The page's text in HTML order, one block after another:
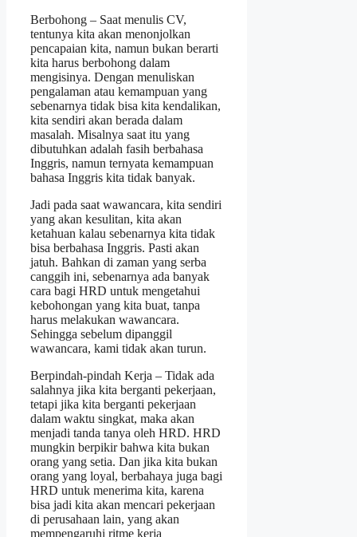
Berbohong – Saat menulis CV,
tentunya kita akan menonjolkan
pencapaian kita, namun bukan berarti
kita harus berbohong dalam
mengisinya. Dengan menuliskan
pengalaman atau kemampuan yang
sebenarnya tidak bisa kita kendalikan,
kita sendiri akan berada dalam
masalah. Misalnya saat itu yang
dibutuhkan adalah fasih berbahasa
Inggris, namun ternyata kemampuan
bahasa Inggris kita tidak banyak.
Jadi pada saat wawancara, kita sendiri
yang akan kesulitan, kita akan
ketahuan kalau sebenarnya kita tidak
bisa berbahasa Inggris. Pasti akan
jatuh. Bahkan di zaman yang serba
canggih ini, sebenarnya ada banyak
cara bagi HRD untuk mengetahui
kebohongan yang kita buat, tanpa
harus melakukan wawancara.
Sehingga sebelum dipanggil
wawancara, kami tidak akan turun.
Berpindah-pindah Kerja – Tidak ada
salahnya jika kita berganti pekerjaan,
tetapi jika kita berganti pekerjaan
dalam waktu singkat, maka akan
menjadi tanda tanya oleh HRD. HRD
mungkin berpikir bahwa kita bukan
orang yang setia. Dan jika kita bukan
orang yang loyal, berbahaya juga bagi
HRD untuk menerima kita, karena
bisa jadi kita akan mencari pekerjaan
di perusahaan lain, yang akan
mempengaruhi ritme kerja